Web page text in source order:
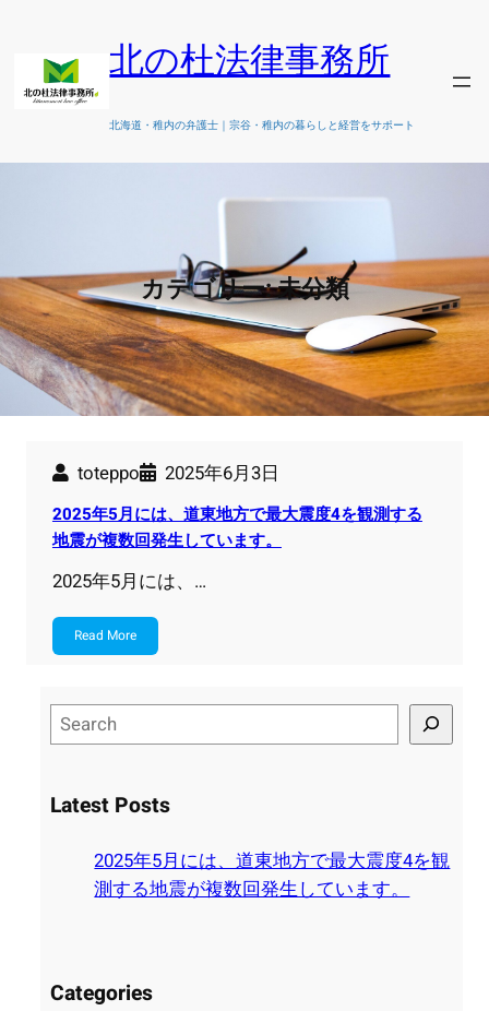
北の杜法律事務所
北海道・稚内の弁護士｜宗谷・稚内の暮らしと経営をサポート
カテゴリー:未分類
toteppo 2025年6月3日
2025年5月には、道東地方で最大震度4を観測する
地震が複数回発生しています。
2025年5月には、…
Read More
e
rLatest Posts
2025年5月には、道東地方で最大震度4を観
測する地震が複数回発生しています。
Categories